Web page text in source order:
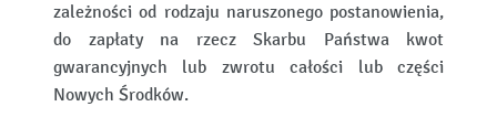
zależności od rodzaju naruszonego postanowienia,
do zapłaty na rzecz Skarbu Państwa kwot
gwarancyjnych lub zwrotu całości lub części
Nowych Środków.